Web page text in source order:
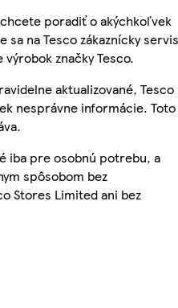
poradiť o akýchkoľvek
sa na Tesco zákaznícky
značky Tesco.
aktualizované, Tesco
nesprávne informácie. Toto
iba pre osobnú potrebu, a
spôsobom bez
Stores Limited ani bez